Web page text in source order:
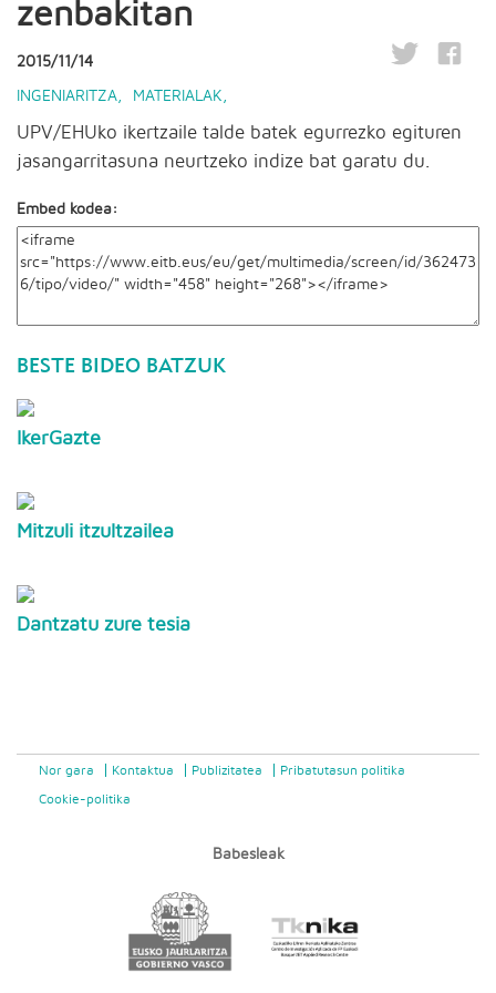
zenbakitan
2015/11/14
INGENIARITZA MATERIALAK
UPV/EHUko ikertzaile talde batek egurrezko egituren
jasangarritasuna neurtzeko indize bat garatu du.
Embed kodea:
BESTE BIDEO BATZUK
IkerGazte
Mitzuli itzultzailea
Dantzatu zure tesia
Nor gara Kontaktua Publizitatea Pribatutasun politika
Cookie-politika
Babesleak